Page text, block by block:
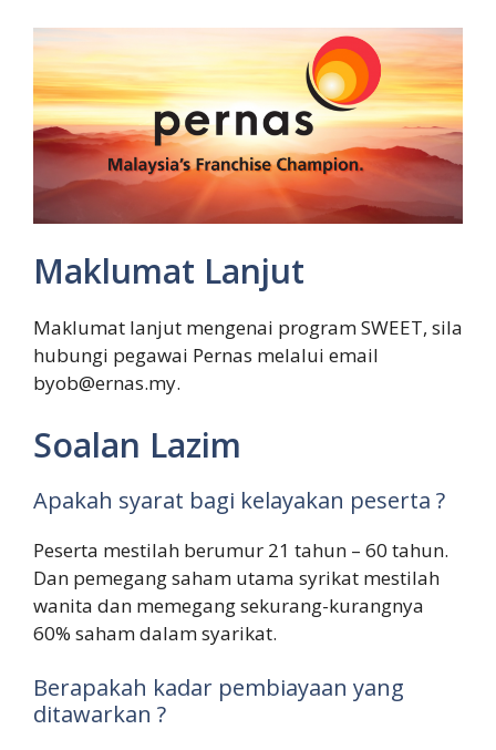
Maklumat Lanjut
Maklumat lanjut mengenai program SWEET, sila
hubungi pegawai Pernas melalui email
byob@ernas.my.
Soalan Lazim
Apakah syarat bagi kelayakan peserta ?
Peserta mestilah berumur 21 tahun – 60 tahun.
Dan pemegang saham utama syrikat mestilah
wanita dan memegang sekurang-kurangnya
60% saham dalam syarikat.
Berapakah kadar pembiayaan yang
ditawarkan ?